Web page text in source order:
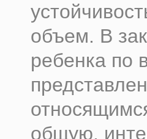
объем. В
ребенка по
общую,